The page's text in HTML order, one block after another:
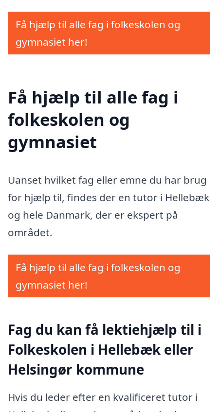
Få hjælp til alle fag i folkeskolen og
gymnasiet her!
Få hjælp til alle fag i
folkeskolen og
gymnasiet
Uanset hvilket fag eller emne du har brug
for hjælp til, findes der en tutor i Hellebæk
og hele Danmark, der er ekspert på
området.
Få hjælp til alle fag i folkeskolen og
gymnasiet her!
Fag du kan få lektiehjælp til i
Folkeskolen i Hellebæk eller
Helsingør kommune
Hvis du leder efter en kvalificeret tutor i